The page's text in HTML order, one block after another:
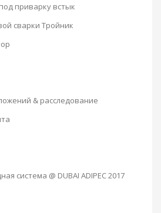
приварку встык
сварки Тройник
& расследование
система @ DUBAI ADIPEC 2017